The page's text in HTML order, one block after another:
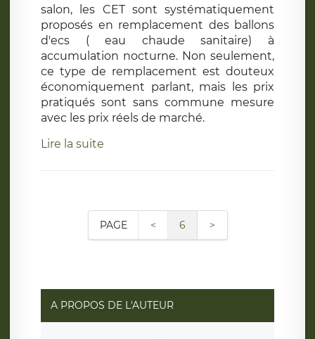
salon, les CET sont systématiquement
proposés en remplacement des ballons
d'ecs ( eau chaude sanitaire) à
accumulation nocturne. Non seulement,
ce type de remplacement est douteux
économiquement parlant, mais les prix
pratiqués sont sans commune mesure
avec les prix réels de marché.
Lire la suite
PAGE < 6 >
A PROPOS DE L'AUTEUR